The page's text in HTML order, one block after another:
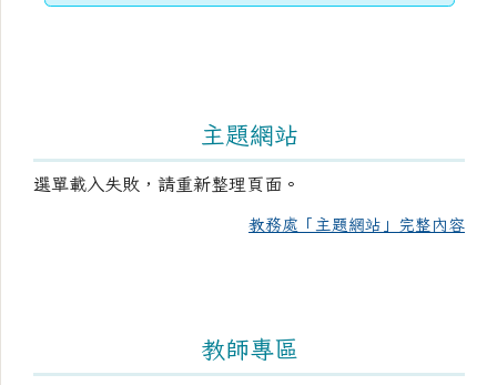
主題網站
選單載入失敗，請重新整理頁面。
教務處「主題網站」完整內容
教師專區